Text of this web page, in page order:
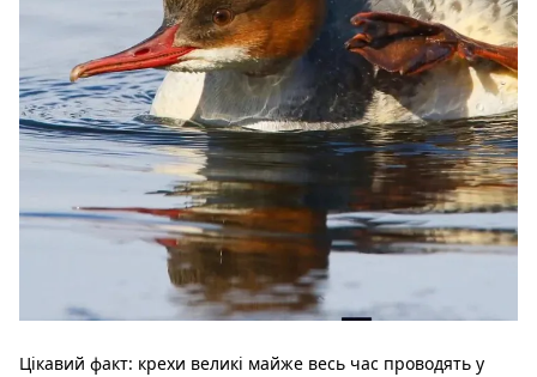
Цікавий факт: крехи великі майже весь час проводять у